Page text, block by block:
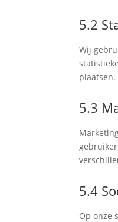
5.2
Wij
plaatsen.
5.3
5.4
Op onze